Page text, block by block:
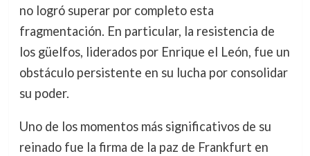
no logró superar por completo esta
fragmentación. En particular, la resistencia de
los güelfos, liderados por Enrique el León, fue un
obstáculo persistente en su lucha por consolidar
su poder.
Uno de los momentos más significativos de su
reinado fue la firma de la paz de Frankfurt en